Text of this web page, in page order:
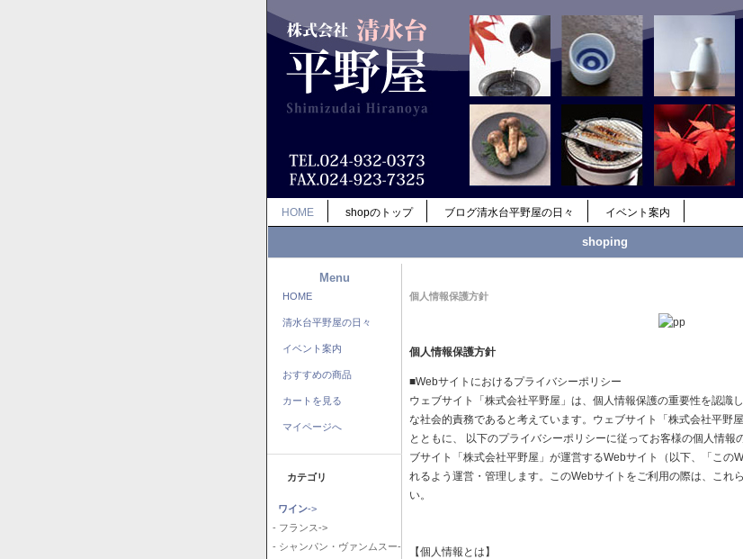
HOME shopのトップ ブログ清水台平野屋の日々 イベント案内
shoping
Menu
HOME
清水台平野屋の日々
イベント案内
おすすめの商品
カートを見る
マイページへ
カテゴリ
ワイン->
- フランス->
- シャンパン・ヴァンムスー-
個人情報保護方針
個人情報保護方針
■Webサイトにおけるプライバシーポリシー
ウェブサイト「株式会社平野屋」は、個人情報保護の重要性を認識
な社会的責務であると考えています。ウェブサイト「株式会社平野
とともに、 以下のプライバシーポリシーに従ってお客様の個人情報
ブサイト「株式会社平野屋」が運営するWebサイト（以下、「この
れるよう運営・管理します。このWebサイトをご利用の際は、これ
い。
【個人情報とは】